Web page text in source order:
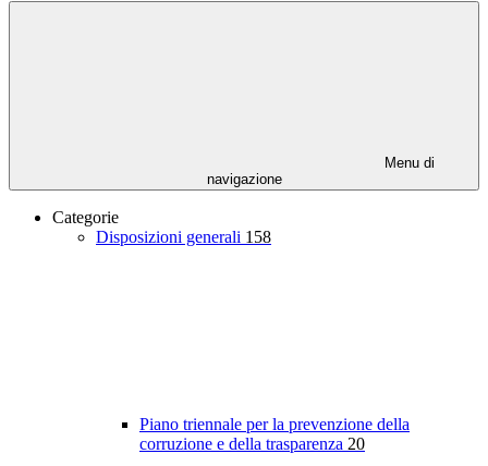
Menu di
navigazione
Categorie
Disposizioni generali 158
Piano triennale per la prevenzione della
corruzione e della trasparenza 20